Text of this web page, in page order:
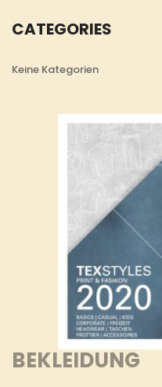
CATEGORIES
Keine Kategorien
BEKLEIDUNG